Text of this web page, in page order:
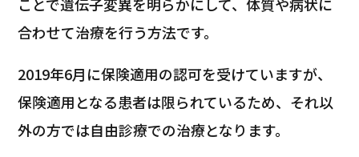
合わせて治療を行う方法です。
2019年6月に保険適用の認可を受けていますが、
保険適用となる患者は限られているため、それ以
外の方では自由診療での治療となります。